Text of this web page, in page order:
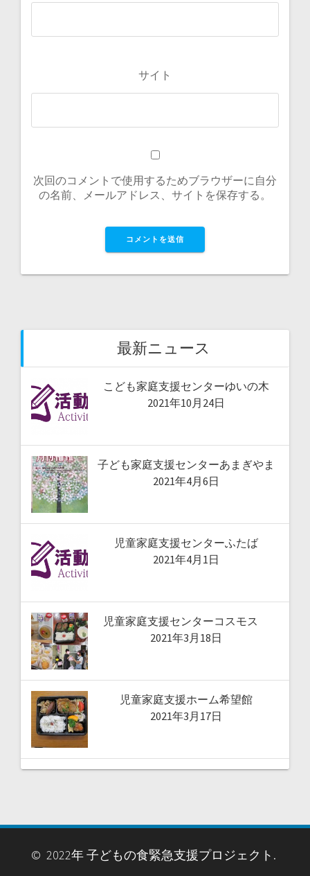
サイト
次回のコメントで使用するためブラウザーに自分
の名前、メールアドレス、サイトを保存する。
最新ニュース
こども家庭支援センターゆいの木
2021年10月24日
子ども家庭支援センターあまぎやま
2021年4月6日
児童家庭支援センターふたば
2021年4月1日
児童家庭支援センターコスモス
2021年3月18日
児童家庭支援ホーム希望館
2021年3月17日
© 2022年 子どもの食緊急支援プロジェクト.